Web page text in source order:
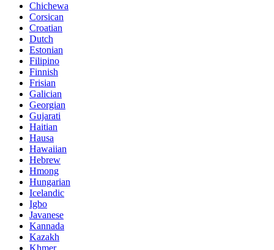
Chichewa
Corsican
Croatian
Dutch
Estonian
Filipino
Finnish
Frisian
Galician
Georgian
Gujarati
Haitian
Hausa
Hawaiian
Hebrew
Hmong
Hungarian
Icelandic
Igbo
Javanese
Kannada
Kazakh